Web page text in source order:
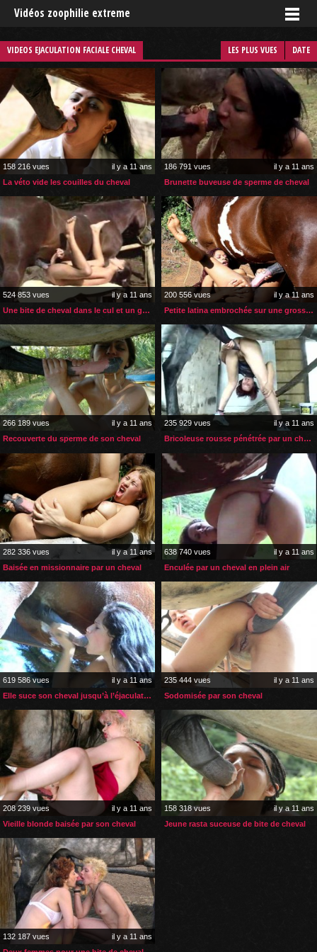
Vidéos zoophilie extreme
VIDEOS EJACULATION FACIALE CHEVAL LES PLUS VUES DATE
158 216 vues
il y a 11 ans
La véto vide les couilles du cheval
186 791 vues
il y a 11 ans
Brunette buveuse de sperme de cheval
524 853 vues
il y a 11 ans
Une bite de cheval dans le cul et un gode dans la chatte
200 556 vues
il y a 11 ans
Petite latina embrochée sur une grosse bite de cheval
266 189 vues
il y a 11 ans
Recouverte du sperme de son cheval
235 929 vues
il y a 11 ans
Bricoleuse rousse pénétrée par un cheval
282 336 vues
il y a 11 ans
Baisée en missionnaire par un cheval
638 740 vues
il y a 11 ans
Enculée par un cheval en plein air
619 586 vues
il y a 11 ans
Elle suce son cheval jusqu’à l’éjaculation faciale
235 444 vues
il y a 11 ans
Sodomisée par son cheval
208 239 vues
il y a 11 ans
Vieille blonde baisée par son cheval
158 318 vues
il y a 11 ans
Jeune rasta suceuse de bite de cheval
132 187 vues
il y a 11 ans